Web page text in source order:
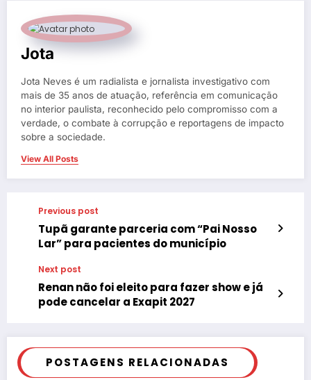
Jota
Jota Neves é um radialista e jornalista investigativo com
mais de 35 anos de atuação, referência em comunicação
no interior paulista, reconhecido pelo compromisso com a
verdade, o combate à corrupção e reportagens de impacto
sobre a sociedade.
View All Posts
Previous post
Tupã garante parceria com “Pai Nosso
Lar” para pacientes do município
Next post
Renan não foi eleito para fazer show e já
pode cancelar a Exapit 2027
POSTAGENS RELACIONADAS